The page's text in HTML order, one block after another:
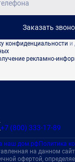
Заказать
конфиденциальности и
рекламно-
+7 (800) 333-17-89
наш дом.рфПолитика
на данном
офертой,